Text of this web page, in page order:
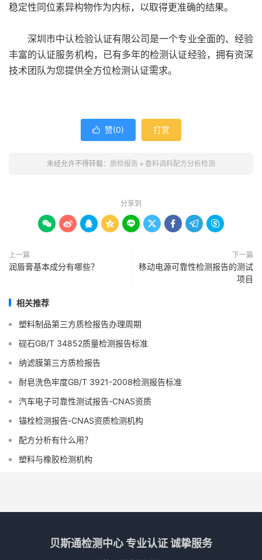
稳定性同位素异构物作为内标，以取得更准确的结果。
深圳市中认检验认证有限公司是一个专业全面的、经验
丰富的认证服务机构，已有多年的检测认证经验，拥有资深
技术团队为您提供全方位检测认证需求。
 赞(0) 打赏
未经允许不得转载： 质检报告 » 香料调料配方分析检测
分享到
        
上一篇
润唇膏基本成分有哪些？
下一篇
移动电源可靠性检测报告的测试
项目
相关推荐
塑料制品第三方质检报告办理周期
砚石GB/T 34852质量检测报告标准
纳滤膜第三方质检报告
耐皂洗色牢度GB/T 3921-2008检测报告标准
汽车电子可靠性测试报告-CNAS资质
锚栓检测报告-CNAS资质检测机构
配方分析有什么用？
塑料与橡胶检测机构
贝斯通检测中心 专业认证 诚挚服务